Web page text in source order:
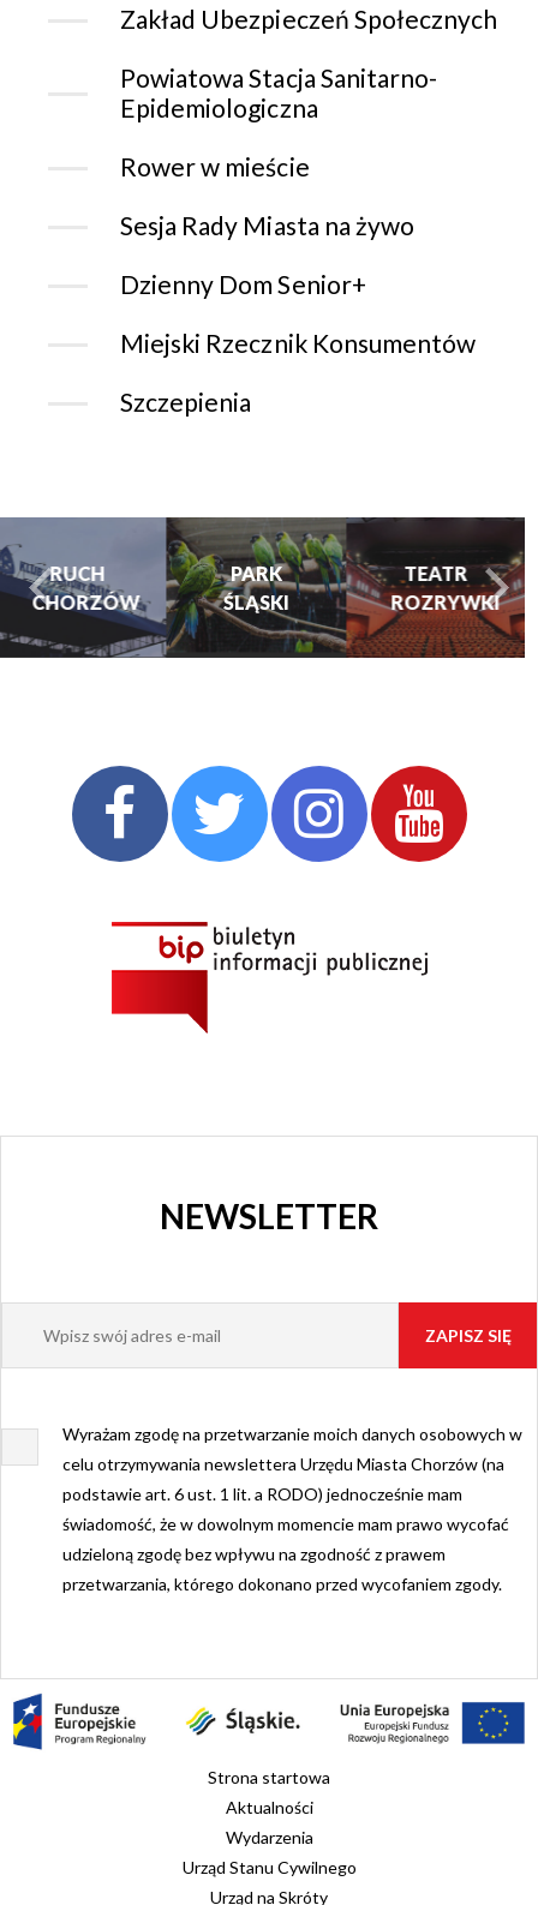
Zakład Ubezpieczeń Społecznych
Powiatowa Stacja Sanitarno-
Epidemiologiczna
Rower w mieście
Sesja Rady Miasta na żywo
Dzienny Dom Senior+
Miejski Rzecznik Konsumentów
Szczepienia
PARK
ŚLĄSKI
TEATR
ROZRYWKI
CENTRUM
KULTURY
I KINO
GRAJFKA
turysta.Previous
NEWSLETTER
Wyrażam zgodę na przetwarzanie moich danych osobowych w
celu otrzymywania newslettera Urzędu Miasta Chorzów (na
podstawie art. 6 ust. 1 lit. a RODO) jednocześnie mam
świadomość, że w dowolnym momencie mam prawo wycofać
udzieloną zgodę bez wpływu na zgodność z prawem
przetwarzania, którego dokonano przed wycofaniem zgody.
Strona startowa
Aktualności
Wydarzenia
Urząd Stanu Cywilnego
Urząd na Skróty